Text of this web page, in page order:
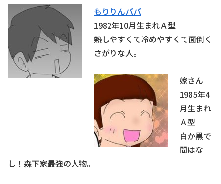
もりりんパパ
1982年10月生まれＡ型
熱しやすくて冷めやすくて面倒く
さがりな人。
嫁さん
1985年4
月生まれ
Ａ型
白か黒で
間はな
し！森下家最強の人物。